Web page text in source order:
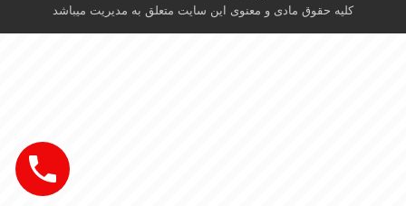
کلیه حقوق مادی و معنوی این سایت متعلق به مدیریت میباشد